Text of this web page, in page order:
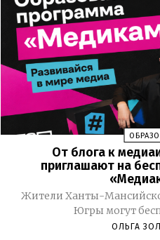
От блога к
приглашают на
Жители Ханты-
Югры могут
ОЛЬГА